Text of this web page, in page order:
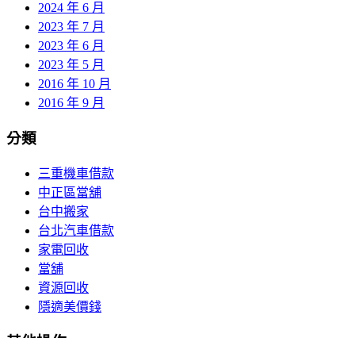
2024 年 6 月
2023 年 7 月
2023 年 6 月
2023 年 5 月
2016 年 10 月
2016 年 9 月
分類
三重機車借款
中正區當舖
台中搬家
台北汽車借款
家電回收
當舖
資源回收
隱適美價錢